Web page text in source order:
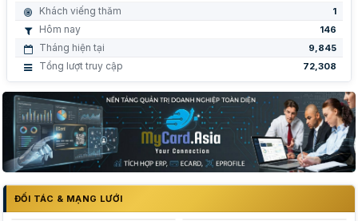
Khách viếng thăm 1
Hôm nay 146
Tháng hiện tại 9,845
Tổng lượt truy cập 72,308
ĐỐI TÁC & MẠNG LƯỚI